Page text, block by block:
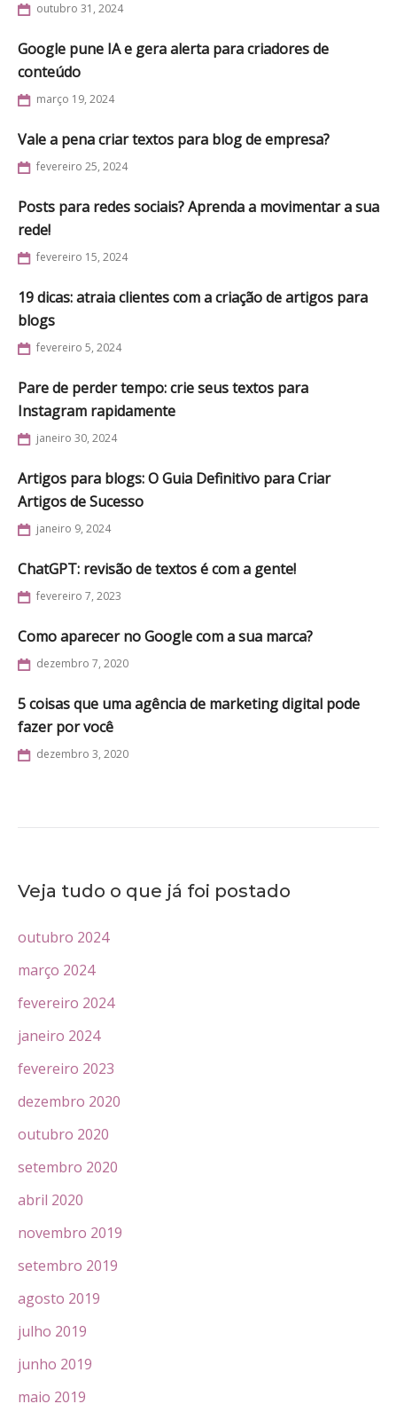
outubro 31, 2024
Google pune IA e gera alerta para criadores de
conteúdo
março 19, 2024
Vale a pena criar textos para blog de empresa?
fevereiro 25, 2024
Posts para redes sociais? Aprenda a movimentar a sua
rede!
fevereiro 15, 2024
19 dicas: atraia clientes com a criação de artigos para
blogs
fevereiro 5, 2024
Pare de perder tempo: crie seus textos para
Instagram rapidamente
janeiro 30, 2024
Artigos para blogs: O Guia Definitivo para Criar
Artigos de Sucesso
janeiro 9, 2024
ChatGPT: revisão de textos é com a gente!
fevereiro 7, 2023
Como aparecer no Google com a sua marca?
dezembro 7, 2020
5 coisas que uma agência de marketing digital pode
fazer por você
dezembro 3, 2020
Veja tudo o que já foi postado
outubro 2024
março 2024
fevereiro 2024
janeiro 2024
fevereiro 2023
dezembro 2020
outubro 2020
setembro 2020
abril 2020
novembro 2019
setembro 2019
agosto 2019
julho 2019
junho 2019
maio 2019